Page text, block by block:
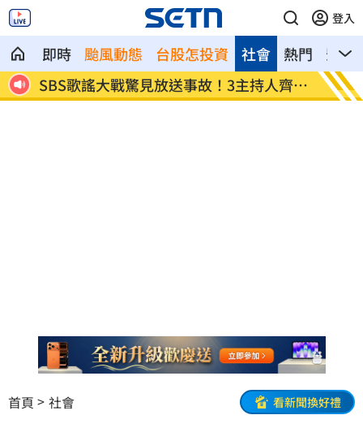
登入
即時 颱風動態 台股怎投資 熱門 影音
社會
持人齊卡 清大校長續任秒出國選校長！高為元道歉
了
首頁 社會 看新聞換好禮